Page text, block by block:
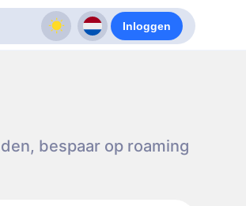
Inloggen
bespaar op roaming